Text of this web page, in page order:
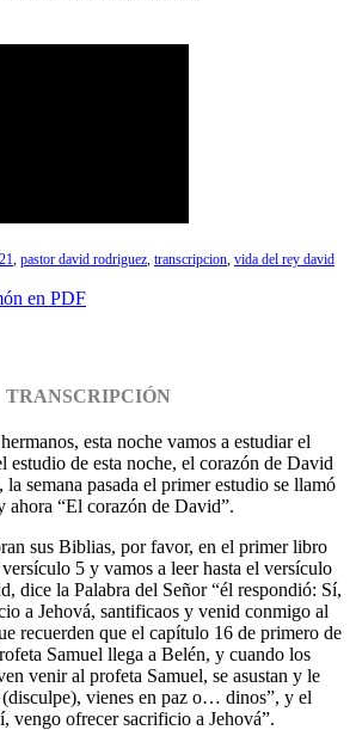
pastor david rodriguez transcripcion vida del rey david
en PDF
TRANSCRIPCIÓN
esta noche vamos a estudiar el
estudio de esta noche, el corazón de David
semana pasada el primer estudio se llamó
ahora “El corazón de David”.
sus Biblias, por favor, en el primer libro
5 y vamos a leer hasta el versículo
dice la Palabra del Señor “él respondió: Sí,
a Jehová, santificaos y venid conmigo al
recuerden que el capítulo 16 de primero de
Samuel llega a Belén, y cuando los
venir al profeta Samuel, se asustan y le
(disculpe), vienes en paz o… dinos”, y el
vengo ofrecer sacrificio a Jehová”.